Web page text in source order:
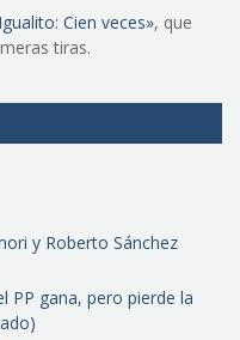
Cien veces», que
tiras.
y Roberto Sánchez
PP gana, pero pierde la